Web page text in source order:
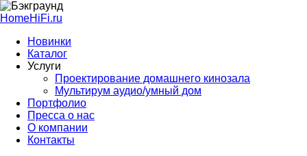
HomeHiFi.ru
Новинки
Каталог
Услуги
Проектирование домашнего кинозала
Мультирум аудио/умный дом
Портфолио
Пресса о нас
О компании
Контакты